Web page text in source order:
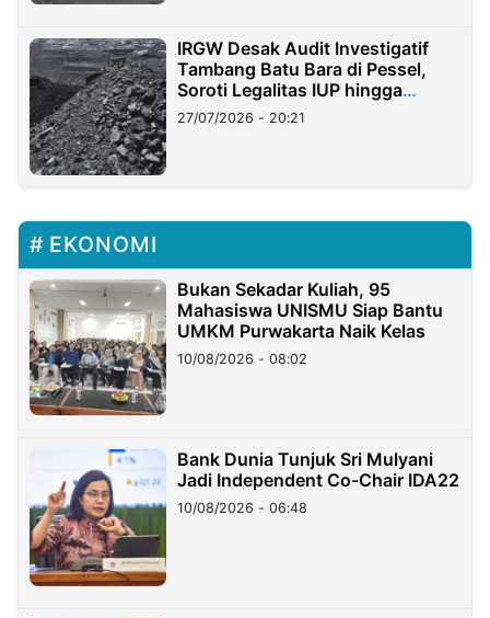
IRGW Desak Audit Investigatif
Tambang Batu Bara di Pessel,
Soroti Legalitas IUP hingga
Stockpile
27/07/2026 - 20:21
EKONOMI
Bukan Sekadar Kuliah, 95
Mahasiswa UNISMU Siap Bantu
UMKM Purwakarta Naik Kelas
10/08/2026 - 08:02
Bank Dunia Tunjuk Sri Mulyani
Jadi Independent Co-Chair IDA22
10/08/2026 - 06:48